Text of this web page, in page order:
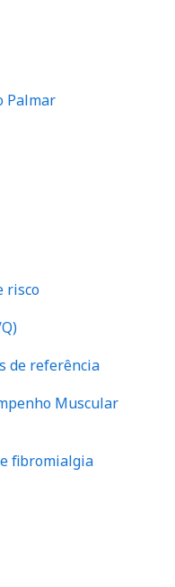
Palmar
risco
de referência
Muscular
fibromialgia